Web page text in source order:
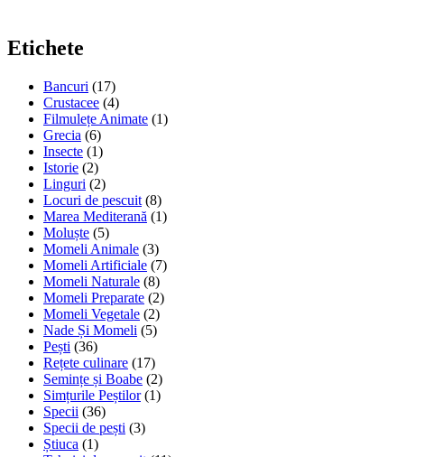
Etichete
Bancuri (17)
Crustacee (4)
Filmulețe Animate (1)
Grecia (6)
Insecte (1)
Istorie (2)
Linguri (2)
Locuri de pescuit (8)
Marea Mediterană (1)
Moluște (5)
Momeli Animale (3)
Momeli Artificiale (7)
Momeli Naturale (8)
Momeli Preparate (2)
Momeli Vegetale (2)
Nade Și Momeli (5)
Pești (36)
Rețete culinare (17)
Semințe și Boabe (2)
Simțurile Peștilor (1)
Specii (36)
Specii de pești (3)
Știuca (1)